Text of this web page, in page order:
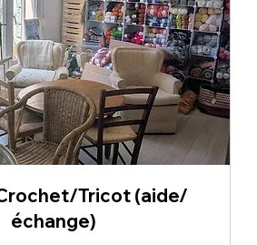
Tricot (aide/
échange)